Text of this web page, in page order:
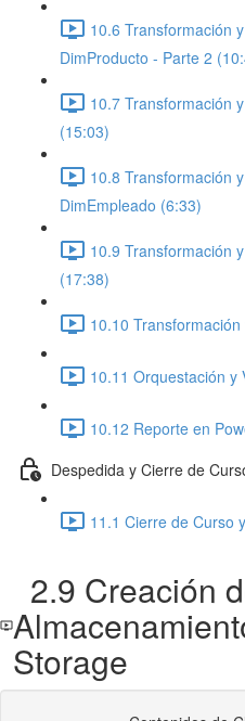
10.6 Transformación
DimProducto - Parte 2
10.7 Transformación
(15:03)
10.8 Transformación
DimEmpleado (6:33)
10.9 Transformación
(17:38)
10.10
10.11 Orquestación y
10.12 Reporte en
Despedida y Cierre de
11.1 Cierre de Curso
2.9 Creación
Storage